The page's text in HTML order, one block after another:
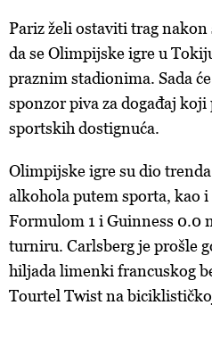
Pariz želi ostaviti trag
da se Olimpijske igre u
praznim stadionima. Sada
sponzor piva za događaj
sportskih dostignuća.
Olimpijske igre su dio
alkohola putem sporta, kao
Formulom 1 i Guinness 0.0
turniru. Carlsberg je prošle
hiljada limenki francuskog
Tourtel Twist na